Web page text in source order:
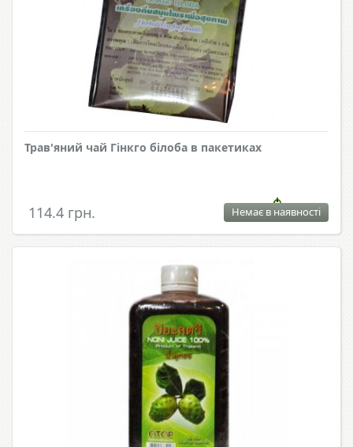
Трав'яний чай Гінкго білоба в пакетиках
114.4 грн. Немає в наявності